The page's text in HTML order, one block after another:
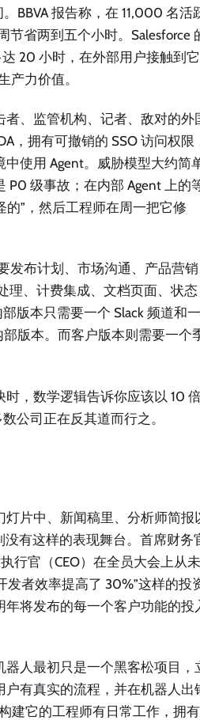
BBVA 报告称，在 11,000 名活
省两到五个小时。Salesforce
20 小时，在外部用户接触到它
产力价值。
、监管机构、记者、敌对的外
，拥有可撤销的 SSO 访问权限
使用 Agent。威胁模型大约简
P0 级事故；在内部 Agent 上的
的”，然后工程师在周一把它修
发布计划、市场沟通、产品营销
理、计费集成、文档页面、状态
版本只需要一个 Slack 频道和一
版本。而客户版本则需要一个
，数学逻辑告诉你应该以 10
公司正在反其道而行之。
片中、新闻稿里、分析师简报
有这样的表现舞台。首席财务
行官（CEO）在全员大会上从未
发者效率提高了 30%”这样的投
将发布的每一个客户功能的投
人最初只是一个黑客松项目，
有真实的流程，并在机器人出
建它的工程师有日常工作，拥有